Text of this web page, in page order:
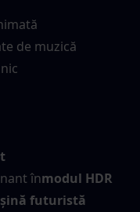
de muzică
înmodul HDR
futuristă